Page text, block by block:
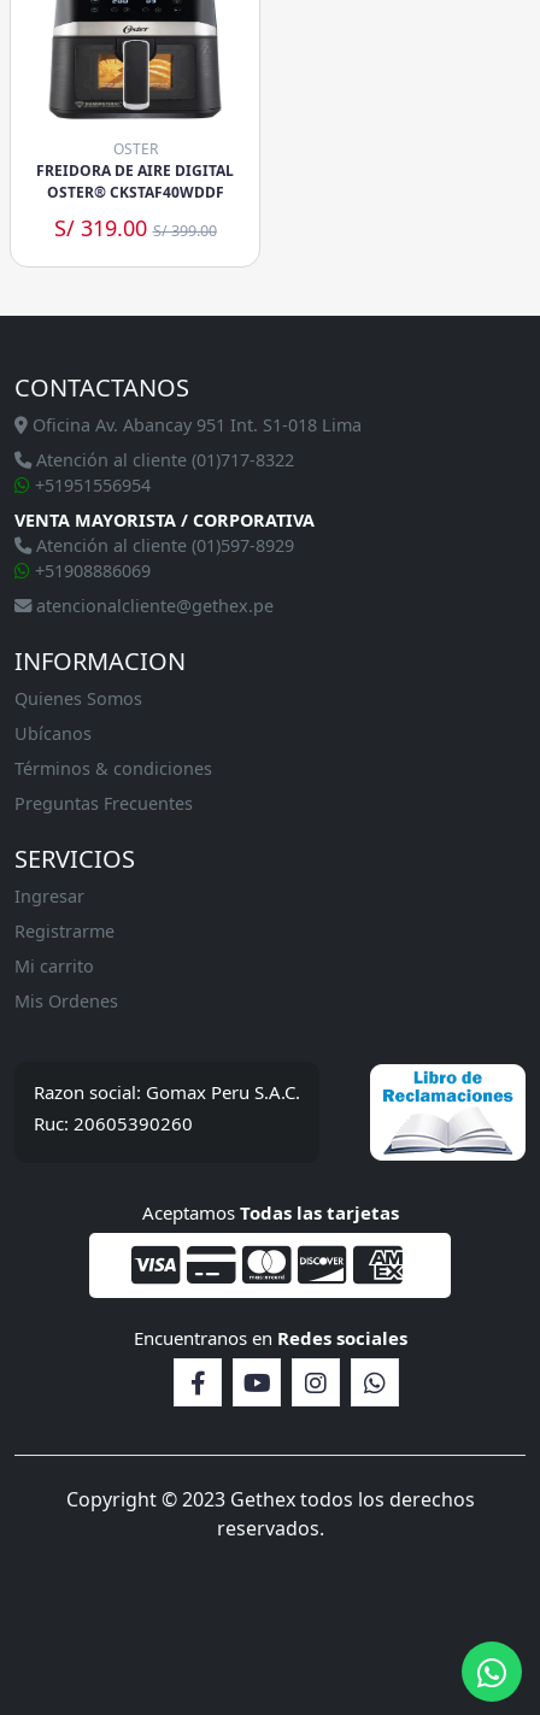
OSTER
FREIDORA DE AIRE DIGITAL
OSTER® CKSTAF40WDDF
S/ 319.00S/ 399.00
CONTACTANOS
Oficina Av. Abancay 951 Int. S1-018 Lima
Atención al cliente (01)717-8322
+51951556954
VENTA MAYORISTA / CORPORATIVA
Atención al cliente (01)597-8929
+51908886069
atencionalcliente@gethex.pe
INFORMACION
Quienes Somos
Ubícanos
Términos & condiciones
Preguntas Frecuentes
SERVICIOS
Ingresar
Registrarme
Mi carrito
Mis Ordenes
Razon social: Gomax Peru S.A.C.
Ruc: 20605390260
Aceptamos Todas las tarjetas
Encuentranos en Redes sociales
Copyright © 2023 Gethex todos los derechos
reservados.